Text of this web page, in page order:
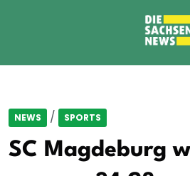
NEWS / SPORTS
SC Magdeburg